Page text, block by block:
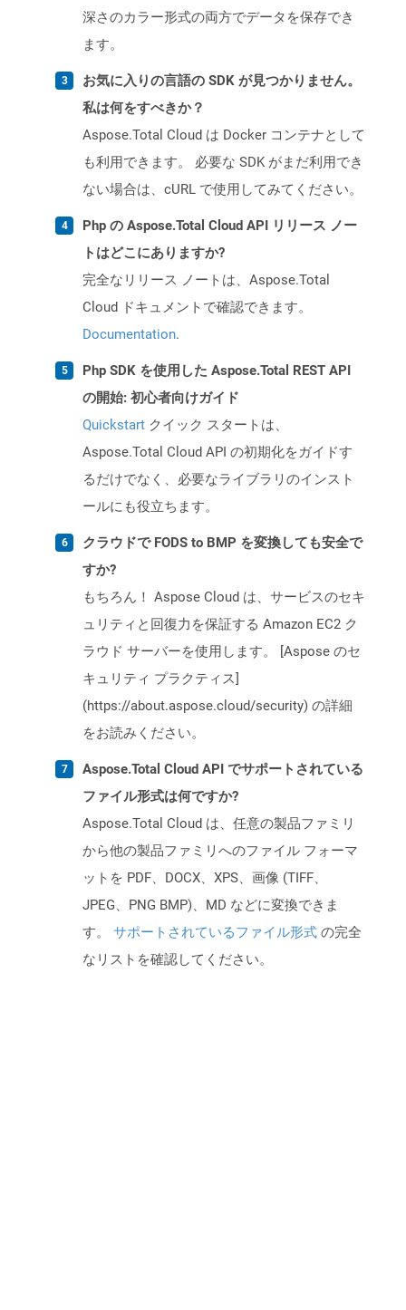
深さのカラー形式の両方でデータを保存でき
ます。
お気に入りの言語の SDK が見つかりません。
私は何をすべきか？
Aspose.Total Cloud は Docker コンテナとして
も利用できます。 必要な SDK がまだ利用でき
ない場合は、cURL で使用してみてください。
Php の Aspose.Total Cloud API リリース ノー
トはどこにありますか?
完全なリリース ノートは、Aspose.Total
Cloud ドキュメントで確認できます。
Documentation.
Php SDK を使用した Aspose.Total REST API
の開始: 初心者向けガイド
Quickstart クイック スタートは、
Aspose.Total Cloud API の初期化をガイドす
るだけでなく、必要なライブラリのインスト
ールにも役立ちます。
クラウドで FODS to BMP を変換しても安全で
すか?
もちろん！ Aspose Cloud は、サービスのセキ
ュリティと回復力を保証する Amazon EC2 ク
ラウド サーバーを使用します。 [Aspose のセ
キュリティ プラクティス]
(https://about.aspose.cloud/security) の詳細
をお読みください。
Aspose.Total Cloud API でサポートされている
ファイル形式は何ですか?
Aspose.Total Cloud は、任意の製品ファミリ
から他の製品ファミリへのファイル フォーマ
ットを PDF、DOCX、XPS、画像 (TIFF、
JPEG、PNG BMP)、MD などに変換できま
す。 サポートされているファイル形式 の完全
なリストを確認してください。